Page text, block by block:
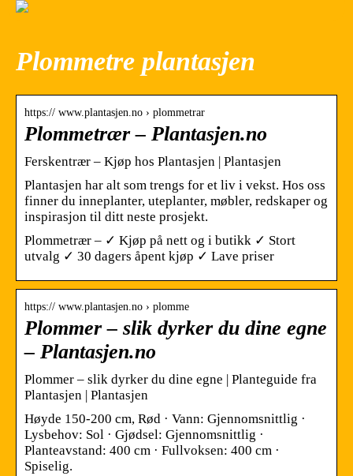
Plommetre plantasjen
https:// www.plantasjen.no › plommetrar
Plommetrær – Plantasjen.no
Ferskentrær – Kjøp hos Plantasjen | Plantasjen
Plantasjen har alt som trengs for et liv i vekst. Hos oss
finner du inneplanter, uteplanter, møbler, redskaper og
inspirasjon til ditt neste prosjekt.
Plommetrær – ✓ Kjøp på nett og i butikk ✓ Stort
utvalg ✓ 30 dagers åpent kjøp ✓ Lave priser
https:// www.plantasjen.no › plomme
Plommer – slik dyrker du dine egne
– Plantasjen.no
Plommer – slik dyrker du dine egne | Planteguide fra
Plantasjen | Plantasjen
Høyde 150-200 cm, Rød · Vann: Gjennomsnittlig ·
Lysbehov: Sol · Gjødsel: Gjennomsnittlig ·
Planteavstand: 400 cm · Fullvoksen: 400 cm ·
Spiselig.